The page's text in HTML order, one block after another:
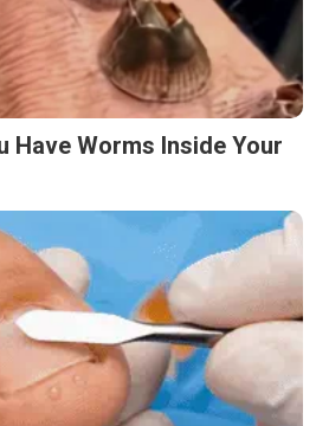
Have Worms Inside Your